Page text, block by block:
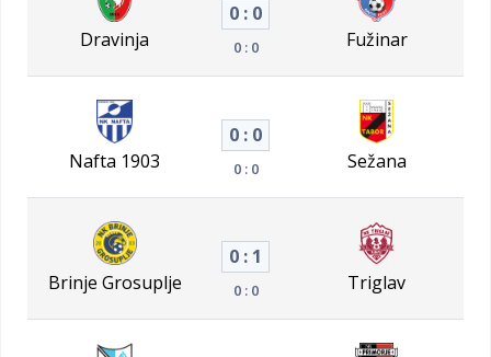
Dravinja
0 : 0
0 : 0 Fužinar
Nafta 1903
0 : 0
0 : 0 Sežana
Brinje Grosuplje
0 : 1
0 : 0 Triglav